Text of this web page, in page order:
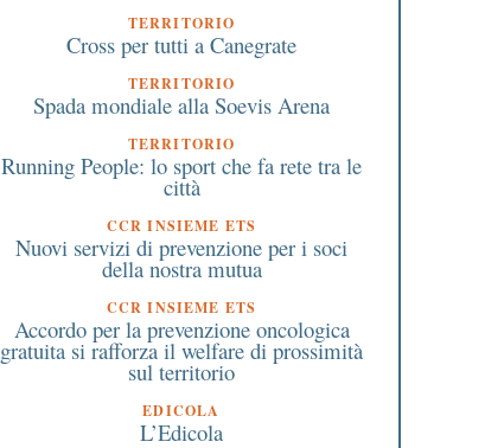
TERRITORIO
Cross per tutti a Canegrate
TERRITORIO
Spada mondiale alla Soevis Arena
TERRITORIO
Running People: lo sport che fa rete tra le
città
CCR INSIEME ETS
Nuovi servizi di prevenzione per i soci
della nostra mutua
CCR INSIEME ETS
Accordo per la prevenzione oncologica
gratuita si rafforza il welfare di prossimità
sul territorio
EDICOLA
L’Edicola